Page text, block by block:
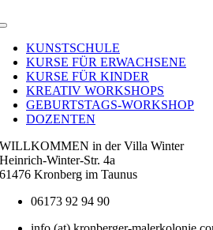
Toggle
NavigationKUNSTSCHULE
KURSE FÜR ERWACHSENE
KURSE FÜR KINDER
KREATIV WORKSHOPS
GEBURTSTAGS-WORKSHOP
DOZENTEN
WILLKOMMEN in der Villa Winter
Heinrich-Winter-Str. 4a
61476 Kronberg im Taunus
06173 92 94 90